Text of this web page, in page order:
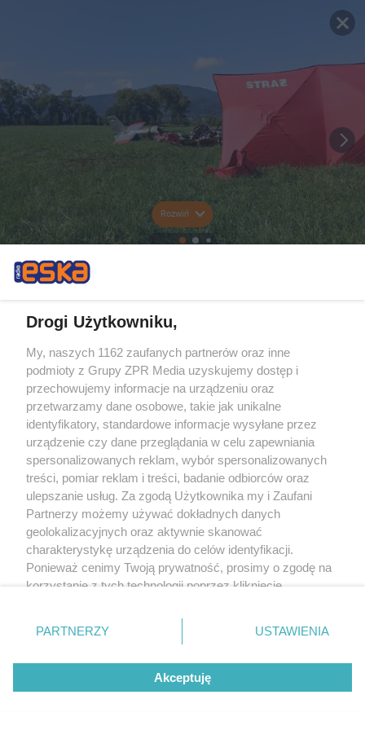
Rozwiń
Drogi Użytkowniku,
My, naszych 1162 zaufanych partnerów oraz inne
podmioty z Grupy ZPR Media uzyskujemy dostęp i
przechowujemy informacje na urządzeniu oraz
przetwarzamy dane osobowe, takie jak unikalne
identyfikatory, standardowe informacje wysyłane przez
urządzenie czy dane przeglądania w celu zapewniania
spersonalizowanych reklam, wybór spersonalizowanych
treści, pomiar reklam i treści, badanie odbiorców oraz
ulepszanie usług. Za zgodą Użytkownika my i Zaufani
Partnerzy możemy używać dokładnych danych
geolokalizacyjnych oraz aktywnie skanować
charakterystykę urządzenia do celów identyfikacji.
Ponieważ cenimy Twoją prywatność, prosimy o zgodę na
korzystanie z tych technologii poprzez kliknięcie
zmienić/wycofać klikając przycisk ustawień prywatności
znajdujący się w lewym dolnym rogu strony
rodzaje przetwarzania danych nie wymagają zgody
użytkownika, ale masz prawo sprzeciwić się takiemu
przetwarzaniu. Preferencje będą miały zastosowanie tylko
PARTNERZY USTAWIENIA
Akceptuję